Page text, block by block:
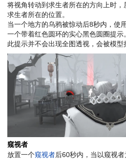
将视角转动到求生者所在的方向上时
求生者所在的位置。
当一个地方的乌鸦被惊动后8秒内，使
一个带着红色圆环的实心黑色圆圈提示。
此提示并不会出现全图透视，会被模型
窥视者
放置一个窥视者后60秒内，当以窥视